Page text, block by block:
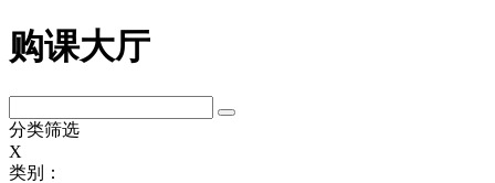
购课大厅
分类筛选
X
类别：